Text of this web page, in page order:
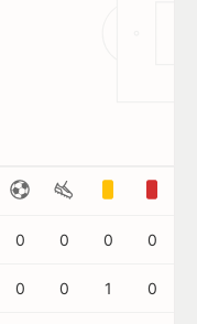
0 0 0 0
0 0 1 0